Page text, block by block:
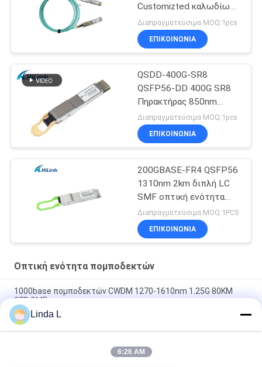
Customizted καλωδίων
qsfp-dd 400G AOC
Διαπραγματεύσιμα MOQ:1pcs
ΕΠΙΚΟΙΝΩΝΙΑ
QSDD-400G-SR8
QSFP56-DD 400G SR8
Πηρακτήρας 850nm
150M MPT/MPO-16
DOM
Διαπραγματεύσιμα MOQ:1pcs
ΕΠΙΚΟΙΝΩΝΙΑ
200GBASE-FR4 QSFP56
1310nm 2km διπλή LC
SMF οπτική ενότητα
πομποδεκτών DOM
Διαπραγματεύσιμα MOQ:1PCS
ΕΠΙΚΟΙΝΩΝΙΑ
Οπτική ενότητα πομποδεκτών
1000base πομποδεκτών CWDM 1270-1610nm 1.25G 80KM
SFP SMF
οπτικός πομποδέκτης καυτό Pluggable διπλό LC 40Gb/s
60km QSFP+ Ethernet
Οπτικές ενότητες Hilink 100G QSFP28 SR4 100M FTTX
Linda L
6:26 AM